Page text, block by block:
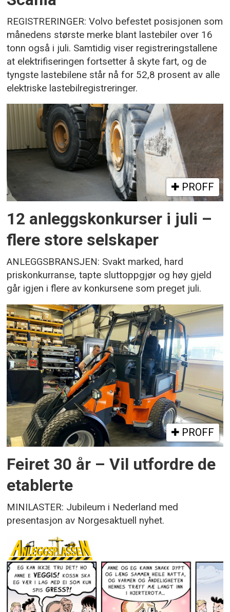
REGISTRERINGER: Volvo befestet posisjonen som
månedens største merke blant lastebiler over 16
tonn også i juli. Samtidig viser registreringstallene
at elektrifiseringen fortsetter å skyte fart, og de
tyngste lastebilene står nå for 52,8 prosent av alle
elektriske lastebilregistreringer.
PROFF
12 anleggskonkurser i juli –
flere store selskaper
ANLEGGSBRANSJEN: Svakt marked, hard
priskonkurranse, tapte sluttoppgjør og høy gjeld
går igjen i flere av konkursene som preget juli.
PROFF
Feiret 30 år – Vil utfordre de
etablerte
MINILASTER: Jubileum i Nederland med
presentasjon av Norgesaktuell nyhet.